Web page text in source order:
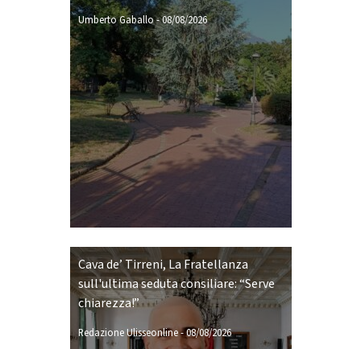
Umberto Gaballo-08/08/2026
Cava de’ Tirreni, La Fratellanza
sull'ultima seduta consiliare: “Serve
chiarezza!”
Redazione Ulisseonline-08/08/2026